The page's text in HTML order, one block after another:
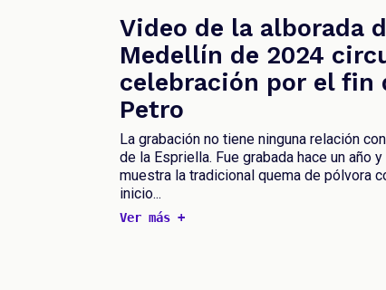
Video de la alborada
Medellín de 2024
celebración por el fin
Petro
La grabación no tiene ninguna relación
de la Espriella. Fue grabada hace un año
muestra la tradicional quema de pólvora
inicio...
Ver más +